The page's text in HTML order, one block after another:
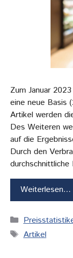
Zum Januar
eine neue Basis
Artikel werden
Des Weiteren
auf die
Durch den
Weiterlesen…
Kategorien
Schlagwörter
Artikel